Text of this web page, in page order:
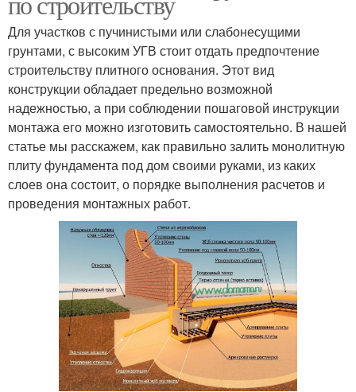
Для участков с пучинистыми или слабонесущими
грунтами, с высоким УГВ стоит отдать предпочтение
строительству плитного основания. Этот вид
конструкции обладает предельно возможной
надежностью, а при соблюдении пошаговой инструкции
монтажа его можно изготовить самостоятельно. В нашей
статье мы расскажем, как правильно залить монолитную
плиту фундамента под дом своими руками, из каких
слоев она состоит, о порядке выполнения расчетов и
проведения монтажных работ.